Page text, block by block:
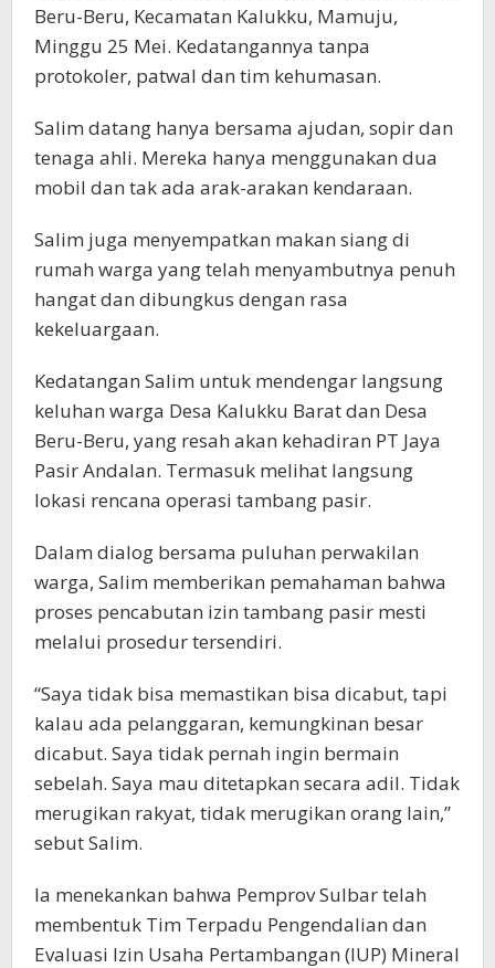
Beru-Beru, Kecamatan Kalukku, Mamuju,
Minggu 25 Mei. Kedatangannya tanpa
protokoler, patwal dan tim kehumasan.
Salim datang hanya bersama ajudan, sopir dan
tenaga ahli. Mereka hanya menggunakan dua
mobil dan tak ada arak-arakan kendaraan.
Salim juga menyempatkan makan siang di
rumah warga yang telah menyambutnya penuh
hangat dan dibungkus dengan rasa
kekeluargaan.
Kedatangan Salim untuk mendengar langsung
keluhan warga Desa Kalukku Barat dan Desa
Beru-Beru, yang resah akan kehadiran PT Jaya
Pasir Andalan. Termasuk melihat langsung
lokasi rencana operasi tambang pasir.
Dalam dialog bersama puluhan perwakilan
warga, Salim memberikan pemahaman bahwa
proses pencabutan izin tambang pasir mesti
melalui prosedur tersendiri.
“Saya tidak bisa memastikan bisa dicabut, tapi
kalau ada pelanggaran, kemungkinan besar
dicabut. Saya tidak pernah ingin bermain
sebelah. Saya mau ditetapkan secara adil. Tidak
merugikan rakyat, tidak merugikan orang lain,”
sebut Salim.
Ia menekankan bahwa Pemprov Sulbar telah
membentuk Tim Terpadu Pengendalian dan
Evaluasi Izin Usaha Pertambangan (IUP) Mineral